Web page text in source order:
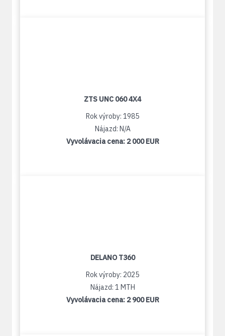
ZTS UNC 060 4X4
Rok výroby: 1985
Nájazd: N/A
Vyvolávacia cena: 2 000 EUR
DELANO T360
Rok výroby: 2025
Nájazd: 1 MTH
Vyvolávacia cena: 2 900 EUR